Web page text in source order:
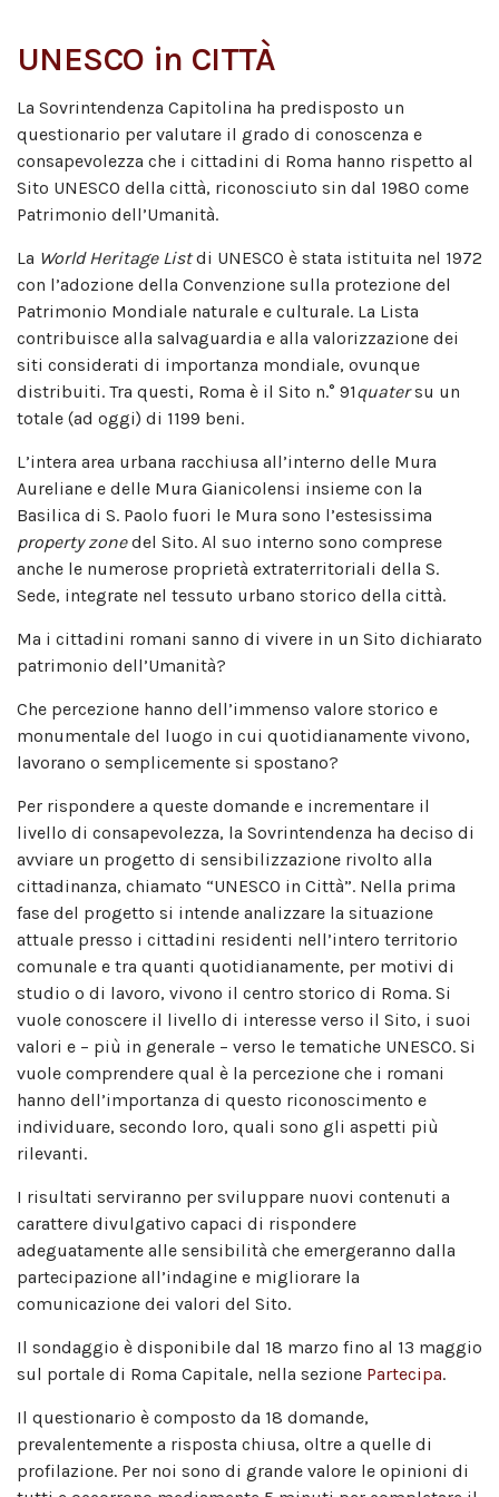
UNESCO in CITTÀ
La Sovrintendenza Capitolina ha predisposto un
questionario per valutare il grado di conoscenza e
consapevolezza che i cittadini di Roma hanno rispetto al
Sito UNESCO della città, riconosciuto sin dal 1980 come
Patrimonio dell’Umanità.
La World Heritage Listdi UNESCO è stata istituita nel 1972
con l’adozione della Convenzione sulla protezione del
Patrimonio Mondiale naturale e culturale. La Lista
contribuisce alla salvaguardia e alla valorizzazione dei
siti considerati di importanza mondiale, ovunque
distribuiti. Tra questi, Roma è il Sito n.° 91quatersu un
totale (ad oggi) di 1199 beni.
L’intera area urbana racchiusa all’interno delle Mura
Aureliane e delle Mura Gianicolensi insieme con la
Basilica di S. Paolo fuori le Mura sono l’estesissima
property zonedel Sito. Al suo interno sono comprese
anche le numerose proprietà extraterritoriali della S.
Sede, integrate nel tessuto urbano storico della città.
Ma i cittadini romani sanno di vivere in un Sito dichiarato
patrimonio dell’Umanità?
Che percezione hanno dell’immenso valore storico e
monumentale del luogo in cui quotidianamente vivono,
lavorano o semplicemente si spostano?
Per rispondere a queste domande e incrementare il
livello di consapevolezza, la Sovrintendenza ha deciso di
avviare un progetto di sensibilizzazione rivolto alla
cittadinanza, chiamato “UNESCO in Città”. Nella prima
fase del progetto si intende analizzare la situazione
attuale presso i cittadini residenti nell’intero territorio
comunale e tra quanti quotidianamente, per motivi di
studio o di lavoro, vivono il centro storico di Roma. Si
vuole conoscere il livello di interesse verso il Sito, i suoi
valori e – più in generale – verso le tematiche UNESCO. Si
vuole comprendere qual è la percezione che i romani
hanno dell’importanza di questo riconoscimento e
individuare, secondo loro, quali sono gli aspetti più
rilevanti.
I risultati serviranno per sviluppare nuovi contenuti a
carattere divulgativo capaci di rispondere
adeguatamente alle sensibilità che emergeranno dalla
partecipazione all’indagine e migliorare la
comunicazione dei valori del Sito.
Il sondaggio è disponibile dal 18 marzo fino al 13 maggio
sul portale di Roma Capitale, nella sezione Partecipa.
Il questionario è composto da 18 domande,
prevalentemente a risposta chiusa, oltre a quelle di
profilazione. Per noi sono di grande valore le opinioni di